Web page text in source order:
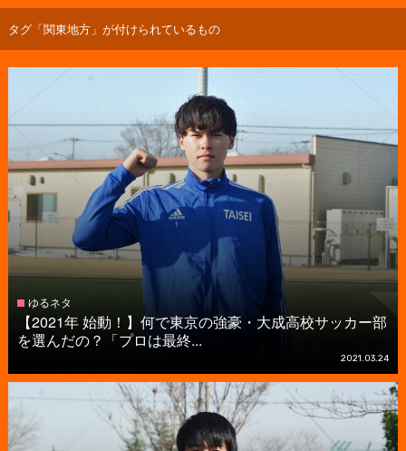
タグ「関東地方」が付けられているもの
ゆるネタ
【2021年 始動！】何で東京の強豪・大成高校サッカー部
を選んだの？「プロは最終...
2021.03.24